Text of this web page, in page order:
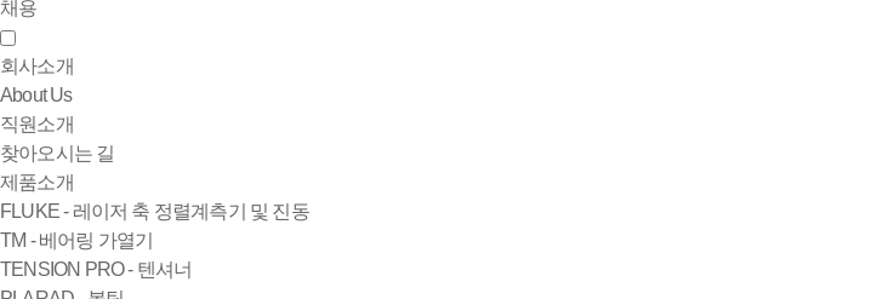
채용
회사소개
About Us
직원소개
찾아오시는 길
제품소개
FLUKE - 레이저 축 정렬계측기 및 진동
TM - 베어링 가열기
TENSION PRO - 텐셔너